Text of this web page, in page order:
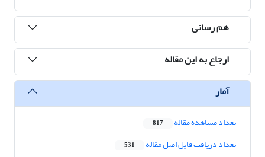
هم رسانی
ارجاع به این مقاله
آمار
تعداد مشاهده مقاله 817
تعداد دریافت فایل اصل مقاله 531